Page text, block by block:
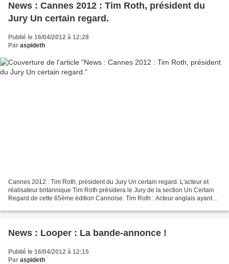
News : Cannes 2012 : Tim Roth, président du
Jury Un certain regard.
Publié le 16/04/2012 à 12:28
Par aspideth
Cannes 2012 : Tim Roth, président du Jury Un certain regard. L'acteur et
réalisateur britannique Tim Roth présidera le Jury de la section Un Certain
Regard de cette 65ème édition Cannoise. Tim Roth : Acteur anglais ayant
News : Looper : La bande-annonce !
Publié le 16/04/2012 à 12:15
Par aspideth